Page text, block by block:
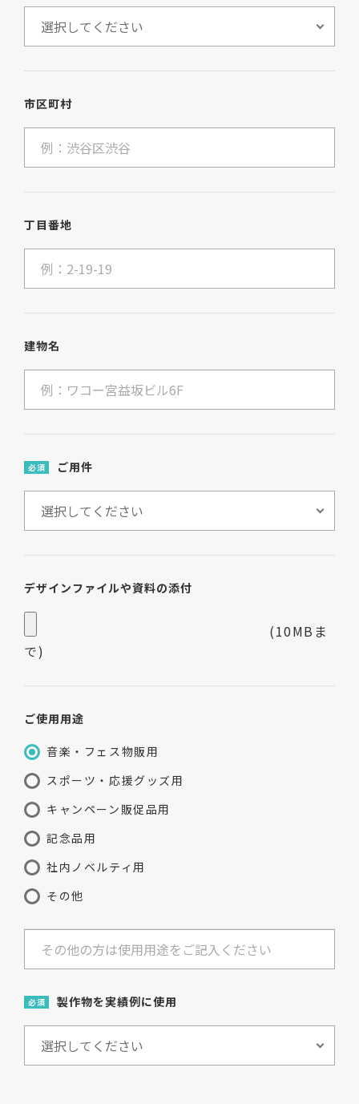
市区町村
丁目番地
建物名
必須 ご用件
デザインファイルや資料の添付
(10MBま
で)
ご使用用途
音楽・フェス物販用
スポーツ・応援グッズ用
キャンペーン販促品用
記念品用
社内ノベルティ用
その他
必須 製作物を実績例に使用